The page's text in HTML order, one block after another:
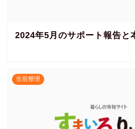
2024年5月のサポート報告と
生前整理